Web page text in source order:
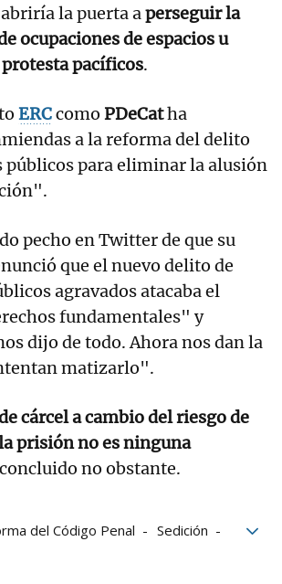
la puerta aperseguir la
ocupaciones de espacios u
pacíficos.
ERCcomo PDeCatha
a la reforma del delito
públicos para eliminar la alusión
pecho en Twitter de que su
que el nuevo delito de
agravados atacaba el
fundamentales" y
dijo de todo. Ahora nos dan la
matizarlo".
cárcel a cambio del riesgo de
prisión no es ninguna
no obstante.
del Código Penal
Sedición